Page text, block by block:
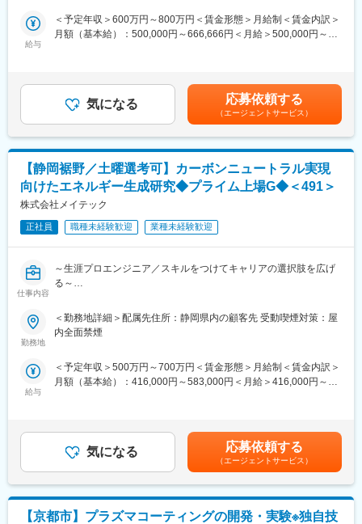
とが可能です。
・毎年数十億円を研修に投資するエンジニアファーストな会社で
す。
メイテックは技術者派遣ではなく、エンジニアの市場価値を高め
続けるための会社。
時代が変わっても通用するプロエンジニアを育てる独自制度があ
ります。
メイテック独自の「ベストマッチングシステム」では、キャリア
やスキルを 3,500項目にも及ぶ項目数で可視化。
顧客ニーズ・ポジション要件・所属長との面談を掛け合わせ、最
適なキャリア目標と成長プランを設計し、キャリアが伸びる案件
に配属されます。
業務。脱離濃度向上と循環システム構築業務など。
これまでの当社実績より、主体的に成果を生み出す姿勢と技術提
案力を求められます、高度な専門性を要するコア業務での活躍を
■期待：
当社のこれまでの実績より、主体的に行動し成果を生み出す姿勢
■主要取引先
株式会社デンソー／ソニーセミコンダクタソリューションズ株式
会社／三菱重工業株式会社／パナソニック株式会社／株式会社ニ
コン／トヨタ自動車株式会社／株式会社日立ハイテク／株式会社
SUBARU／株式会社デンソーテン／テルモ株式会社 など約1300
社
給与
＜予定年収＞600万円～800万円＜賃金形態＞月給制＜賃金内訳＞
月額（基本給）：500,000円～666,666円＜月給＞500,000円～
気になる 応募依頼する
（エージェントサービス）
【静岡裾野／土曜選考可】カーボンニュートラル実現
向けたエネルギー生成研究◆プライム上場G◆＜491＞
株式会社メイテック
正社員 職種未経験歓迎 業種未経験歓迎
仕事内容
～生涯プロエンジニア／スキルをつけてキャリアの選択肢を広げ
る～
■メイテックについて：
・上場企業・優良中堅企業1,300社と取引中。
・毎年数十億円を研修に投資するエンジニアファーストな会社で
す。
メイテックは技術者派遣ではなく、エンジニアの市場価値を高め
続けるための会社。
時代が変わっても通用するプロエンジニアを育てる独自制度があ
ります。
メイテック独自の「ベストマッチングシステム」では、キャリア
やスキルを 3,500項目にも及ぶ項目数で可視化。
勤務地
＜勤務地詳細＞配属先住所：静岡県内の顧客先 受動喫煙対策：屋
内全面禁煙
給与
＜予定年収＞500万円～700万円＜賃金形態＞月給制＜賃金内訳＞
月額（基本給）：416,000円～583,000円＜月給＞416,000円～
気になる 応募依頼する
（エージェントサービス）
【京都市】プラズマコーティングの開発・実験※独自技